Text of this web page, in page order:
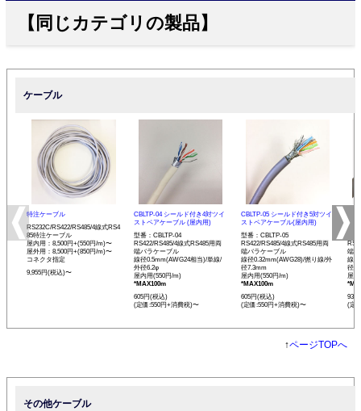
【同じカテゴリの製品】
ケーブル
特注ケーブル
RS232C/RS422/RS485/4線式RS4
85特注ケーブル
屋内用：8,500円+(550円/m)〜
屋外用：8,500円+(850円/m)〜
コネクタ指定
9,955円(税込)〜
CBLTP-04 シールド付き4対ツイ
ストペアケーブル (屋内用)
型番：CBLTP-04
RS422/RS485/4線式RS485用両
端バラケーブル
線径0.5mm(AWG24相当)/単線/
外径6.2φ
屋内用(550円/m)
*MAX100m
605円(税込)
(定価:550円+消費税)〜
CBLTP-05 シールド付き5対ツイ
ストペアケーブル(屋内用)
型番：CBLTP-05
RS422/RS485/4線式RS485用両
端バラケーブル
線径0.32mm(AWG28)/撚り線/外
径7.3mm
屋内用(550円/m)
*MAX100m
605円(税込)
(定価:550円+消費税)〜
イ
端
線
径
屋
935
(定
↑ページTOPへ
その他ケーブル